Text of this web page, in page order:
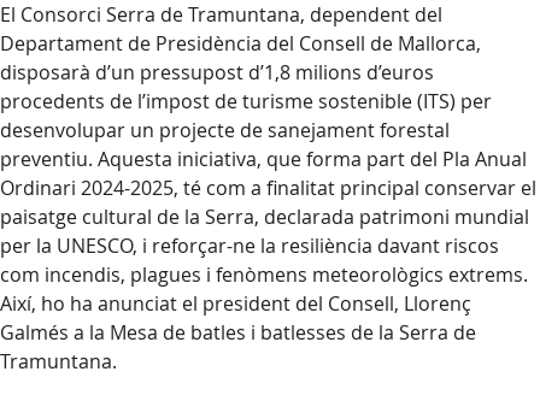
El Consorci Serra de Tramuntana, dependent del
Departament de Presidència del Consell de Mallorca,
disposarà d’un pressupost d’1,8 milions d’euros
procedents de l’impost de turisme sostenible (ITS) per
desenvolupar un projecte de sanejament forestal
preventiu. Aquesta iniciativa, que forma part del Pla Anual
Ordinari 2024-2025, té com a finalitat principal conservar el
paisatge cultural de la Serra, declarada patrimoni mundial
per la UNESCO, i reforçar-ne la resiliència davant riscos
com incendis, plagues i fenòmens meteorològics extrems.
Així, ho ha anunciat el president del Consell, Llorenç
Galmés a la Mesa de batles i batlesses de la Serra de
Tramuntana.